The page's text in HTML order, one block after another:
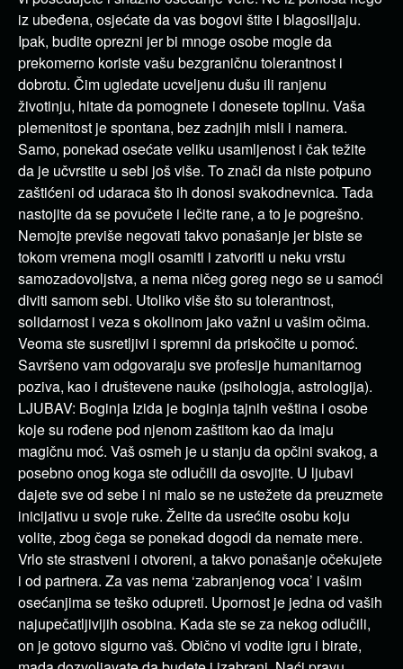
iz ubeđena, osjećate da vas bogovi štite i blagosiljaju.
Ipak, budite oprezni jer bi mnoge osobe mogle da
prekomerno koriste vašu bezgraničnu tolerantnost i
dobrotu. Čim ugledate ucveljenu dušu ili ranjenu
životinju, hitate da pomognete i donesete toplinu. Vaša
plemenitost je spontana, bez zadnjih misli i namera.
Samo, ponekad osećate veliku usamljenost i čak težite
da je učvrstite u sebi još više. To znači da niste potpuno
zaštićeni od udaraca što ih donosi svakodnevnica. Tada
nastojite da se povučete i lečite rane, a to je pogrešno.
Nemojte previše negovati takvo ponašanje jer biste se
tokom vremena mogli osamiti i zatvoriti u neku vrstu
samozadovoljstva, a nema ničeg goreg nego se u samoći
diviti samom sebi. Utoliko više što su tolerantnost,
solidarnost i veza s okolinom jako važni u vašim očima.
Veoma ste susretljivi i spremni da priskočite u pomoć.
Savršeno vam odgovaraju sve profesije humanitarnog
poziva, kao i društevene nauke (psihologja, astrologija).
LJUBAV: Boginja Izida je boginja tajnih veština i osobe
koje su rođene pod njenom zaštitom kao da imaju
magičnu moć. Vaš osmeh je u stanju da opčini svakog, a
posebno onog koga ste odlučili da osvojite. U ljubavi
dajete sve od sebe i ni malo se ne ustežete da preuzmete
inicijativu u svoje ruke. Želite da usrećite osobu koju
volite, zbog čega se ponekad dogodi da nemate mere.
Vrlo ste strastveni i otvoreni, a takvo ponašanje očekujete
i od partnera. Za vas nema ‘zabranjenog voca’ i vašim
osećanjima se teško odupreti. Upornost je jedna od vaših
najupečatljivijih osobina. Kada ste se za nekog odlučili,
on je gotovo sigurno vaš. Obično vi vodite igru i birate,